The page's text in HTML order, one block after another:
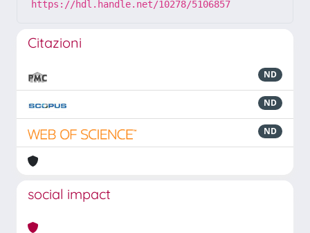
https://hdl.handle.net/10278/5106857
Citazioni
ND
ND
ND
social impact